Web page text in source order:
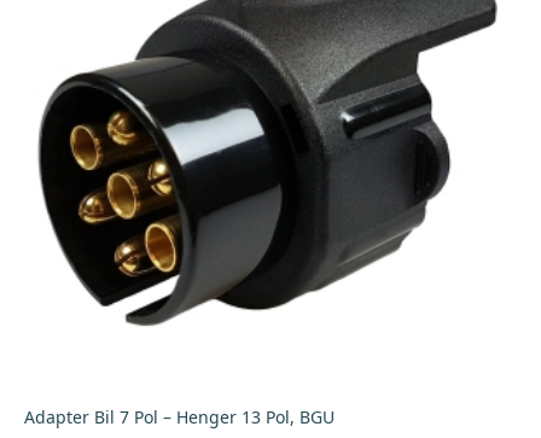
Adapter Bil 7 Pol – Henger 13 Pol, BGU